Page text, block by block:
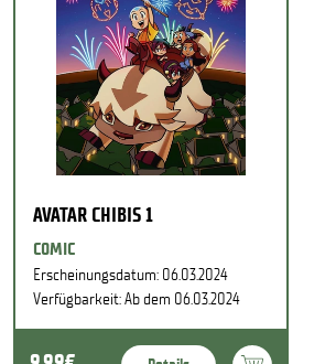
AVATAR CHIBIS 1
COMIC
Erscheinungsdatum: 06.03.2024
Verfügbarkeit: Ab dem 06.03.2024